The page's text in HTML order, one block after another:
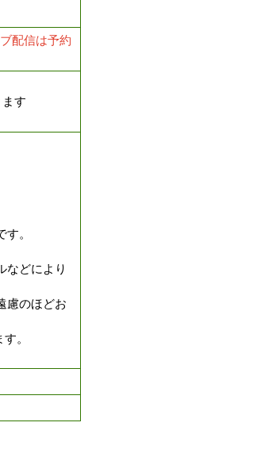
配信は予約
す
。
などにより
慮のほどお
。